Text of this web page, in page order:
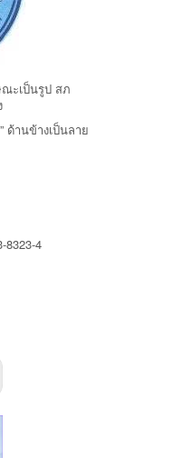
ะเป็นรูป สภ
ด้านข้างเป็นลาย
8323-4